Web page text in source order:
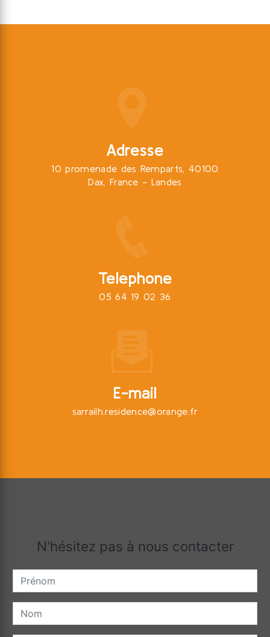
Adresse
10 promenade des Remparts, 40100
Dax, France - Landes
Téléphone
05 64 19 02 36
E-mail
sarrailh.residence@orange.fr
N'hésitez pas à nous contacter